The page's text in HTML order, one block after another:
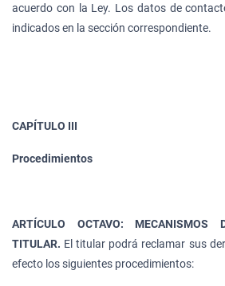
acuerdo con la Ley. Los datos de
indicados en la sección correspondiente.
CAPÍTULO III
Procedimientos
ARTÍCULO OCTAVO: MECANISMOS
TITULAR. El titular podrá reclamar sus
efecto los siguientes procedimientos: